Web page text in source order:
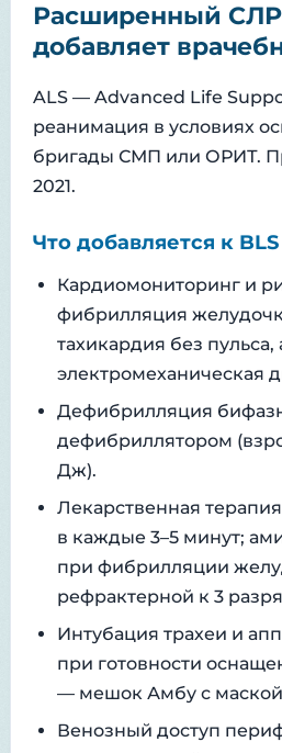
Расширенный СЛР
добавляет
ALS — Advanced Life
реанимация в условиях
бригады СМП или ОРИТ.
2021.
Что добавляется к BLS
Кардиомониторинг и
фибрилляция
тахикардия без пульса,
электромеханическая
Дефибрилляция
дефибриллятором
Дж).
Лекарственная
в каждые 3–5 минут;
при фибрилляции
рефрактерной к 3
Интубация трахеи и
при готовности
— мешок Амбу с
Венозный доступ